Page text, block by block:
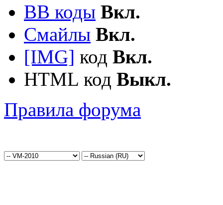
BB коды Вкл.
Смайлы Вкл.
[IMG] код Вкл.
HTML код Выкл.
Правила форума